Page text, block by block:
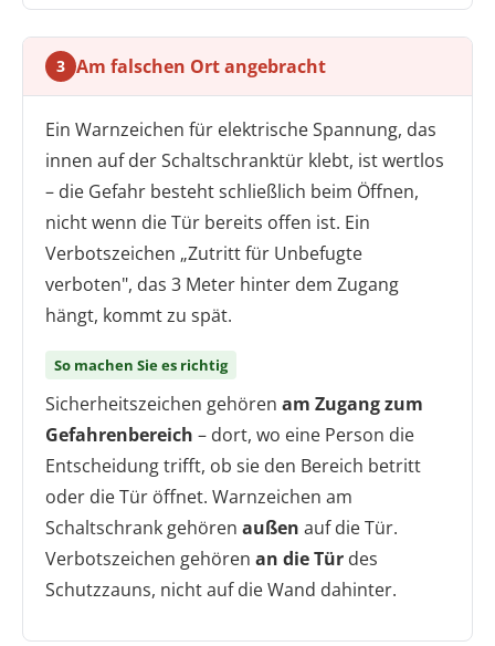
3 Am falschen Ort angebracht
Ein Warnzeichen für elektrische Spannung, das
innen auf der Schaltschranktür klebt, ist wertlos
– die Gefahr besteht schließlich beim Öffnen,
nicht wenn die Tür bereits offen ist. Ein
Verbotszeichen „Zutritt für Unbefugte
verboten", das 3 Meter hinter dem Zugang
hängt, kommt zu spät.
So machen Sie es richtig
Sicherheitszeichen gehören am Zugang zum
Gefahrenbereich – dort, wo eine Person die
Entscheidung trifft, ob sie den Bereich betritt
oder die Tür öffnet. Warnzeichen am
Schaltschrank gehören außen auf die Tür.
Verbotszeichen gehören an die Tür des
Schutzzauns, nicht auf die Wand dahinter.